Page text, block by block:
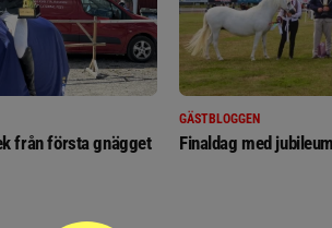
från första gnägget
GÄSTBLOGGEN
Finaldag med